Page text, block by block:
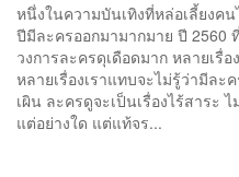
หนึ่งในความบันเทิงที่หล่อเลี้ยงค
ปีมีละครออกมามากมาย ปี 2560
วงการละครดุเดือดมาก หลายเรื่
หลายเรื่องเราแทบจะไม่รู้ว่ามีละ
เผิน ละครดูจะเป็นเรื่องไร้สาระ
แต่อย่างใด แต่แท้จร...